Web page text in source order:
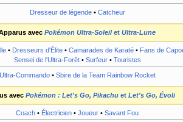
Dresseur de légende• Catcheur
avec Pokémon Ultra-Soleilet Ultra-Lune
• Dresseurs d'Élite• Camarades de Karaté• Fans de
Sensei de l'Ultra-Forêt• Surfeur• Touristes
Ultra-Commando• Sbire de la Team Rainbow Rocket
avec Pokémon : Let's Go, Pikachuet Let's Go, Évoli
Coach • Électricien • Joueur • Savant Fou